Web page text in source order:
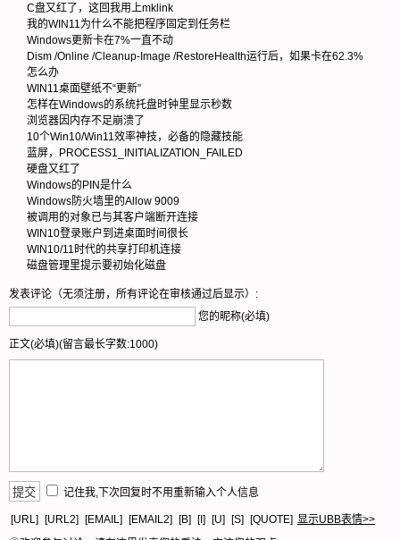
C盘又红了，这回我用上mklink
我的WIN11为什么不能把程序固定到任务栏
Windows更新卡在7%一直不动
Dism /Online /Cleanup-Image /RestoreHealth运行后，如果卡在62.3%
怎么办
WIN11桌面壁纸不“更新”
怎样在Windows的系统托盘时钟里显示秒数
浏览器因内存不足崩溃了
10个Win10/Win11效率神技，必备的隐藏技能
蓝屏，PROCESS1_INITIALIZATION_FAILED
硬盘又红了
Windows的PIN是什么
Windows防火墙里的Allow 9009
被调用的对象已与其客户端断开连接
WIN10登录账户到进桌面时间很长
WIN10/11时代的共享打印机连接
磁盘管理里提示要初始化磁盘
发表评论（无须注册，所有评论在审核通过后显示）:
您的昵称(必填)
正文(必填)(留言最长字数:1000)
记住我,下次回复时不用重新输入个人信息
[URL] [URL2] [EMAIL] [EMAIL2] [B] [I] [U] [S] [QUOTE] 显示UBB表情>>